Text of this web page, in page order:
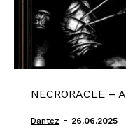
NECRORACLE –
Dantez - 26.06.2025